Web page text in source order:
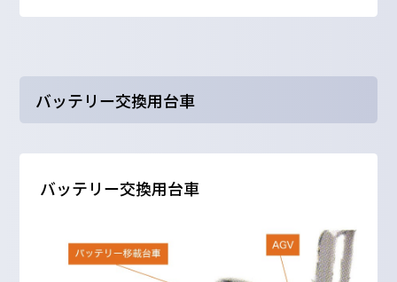
バッテリー交換用台車
バッテリー交換用台車